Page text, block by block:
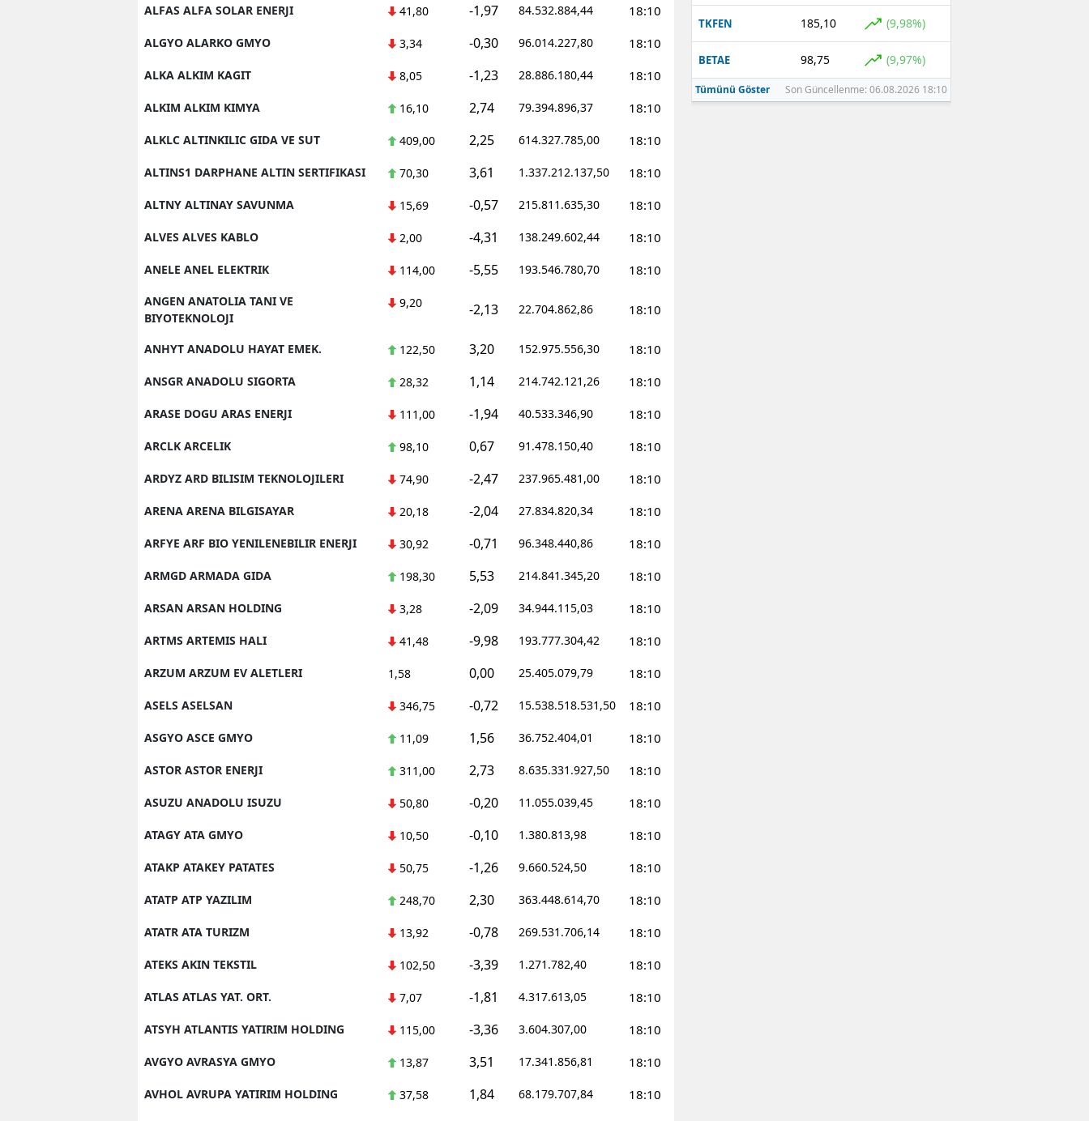
ALFAS ALFA SOLAR ENERJI 41,80 -1,97 84.532.884,44 18:10
ALGYO ALARKO GMYO 3,34 -0,30 96.014.227,80 18:10
ALKA ALKIM KAGIT 8,05 -1,23 28.886.180,44 18:10
ALKIM ALKIM KIMYA 16,10 2,74 79.394.896,37 18:10
ALKLC ALTINKILIC GIDA VE SUT 409,00 2,25 614.327.785,00 18:10
ALTINS1 DARPHANE ALTIN SERTIFIKASI 70,30 3,61 1.337.212.137,50 18:10
ALTNY ALTINAY SAVUNMA 15,69 -0,57 215.811.635,30 18:10
ALVES ALVES KABLO 2,00 -4,31 138.249.602,44 18:10
ANELE ANEL ELEKTRIK 114,00 -5,55 193.546.780,70 18:10
ANGEN ANATOLIA TANI VE
BIYOTEKNOLOJI
9,20 -2,13 22.704.862,86 18:10
ANHYT ANADOLU HAYAT EMEK. 122,50 3,20 152.975.556,30 18:10
ANSGR ANADOLU SIGORTA 28,32 1,14 214.742.121,26 18:10
ARASE DOGU ARAS ENERJI 111,00 -1,94 40.533.346,90 18:10
ARCLK ARCELIK 98,10 0,67 91.478.150,40 18:10
ARDYZ ARD BILISIM TEKNOLOJILERI 74,90 -2,47 237.965.481,00 18:10
ARENA ARENA BILGISAYAR 20,18 -2,04 27.834.820,34 18:10
ARFYE ARF BIO YENILENEBILIR ENERJI 30,92 -0,71 96.348.440,86 18:10
ARMGD ARMADA GIDA 198,30 5,53 214.841.345,20 18:10
ARSAN ARSAN HOLDING 3,28 -2,09 34.944.115,03 18:10
ARTMS ARTEMIS HALI 41,48 -9,98 193.777.304,42 18:10
ARZUM ARZUM EV ALETLERI 1,58 0,00 25.405.079,79 18:10
ASELS ASELSAN 346,75 -0,72 15.538.518.531,50 18:10
ASGYO ASCE GMYO 11,09 1,56 36.752.404,01 18:10
ASTOR ASTOR ENERJI 311,00 2,73 8.635.331.927,50 18:10
ASUZU ANADOLU ISUZU 50,80 -0,20 11.055.039,45 18:10
ATAGY ATA GMYO 10,50 -0,10 1.380.813,98 18:10
ATAKP ATAKEY PATATES 50,75 -1,26 9.660.524,50 18:10
ATATP ATP YAZILIM 248,70 2,30 363.448.614,70 18:10
ATATR ATA TURIZM 13,92 -0,78 269.531.706,14 18:10
ATEKS AKIN TEKSTIL 102,50 -3,39 1.271.782,40 18:10
ATLAS ATLAS YAT. ORT. 7,07 -1,81 4.317.613,05 18:10
ATSYH ATLANTIS YATIRIM HOLDING 115,00 -3,36 3.604.307,00 18:10
AVGYO AVRASYA GMYO 13,87 3,51 17.341.856,81 18:10
AVHOL AVRUPA YATIRIM HOLDING 37,58 1,84 68.179.707,84 18:10
TKFEN 185,10 (9,98%)
BETAE 98,75 (9,97%)
Tümünü Göster Son Güncellenme: 06.08.2026 18:10